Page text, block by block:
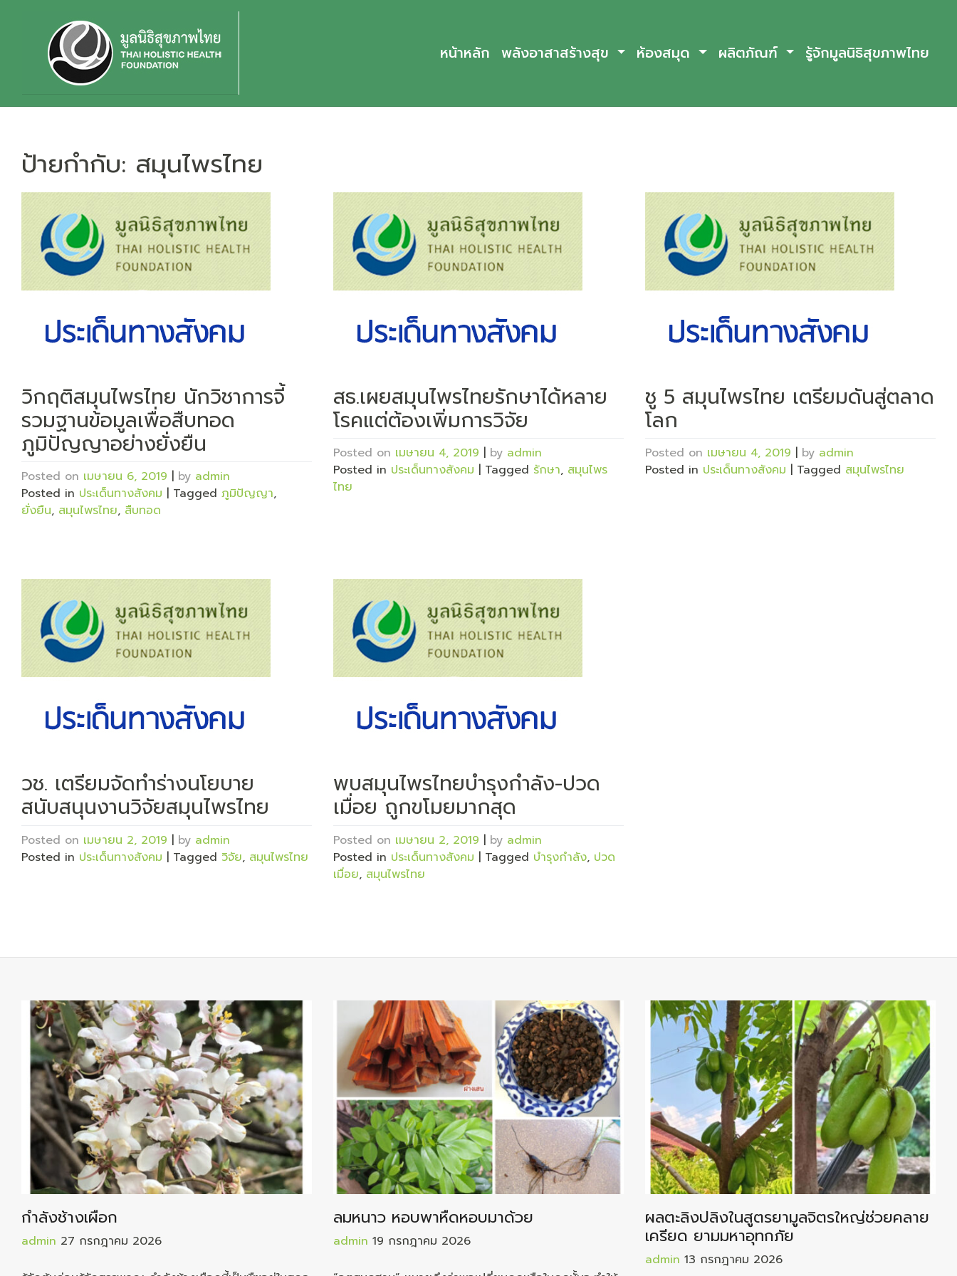
หน้าหลัก พลังอาสาสร้างสุข ห้องสมุด ผลิตภัณฑ์ รู้จักมูลนิธิสุขภาพไทย
ป้ายกำกับ: สมุนไพรไทย
วิกฤติสมุนไพรไทย นักวิชาการจี้
รวมฐานข้อมูลเพื่อสืบทอด
ภูมิปัญญาอย่างยั่งยืน
Posted on เมษายน 6, 2019 by admin
Posted in ประเด็นทางสังคม Tagged ภูมิปัญญา,
ยั่งยืน, สมุนไพรไทย, สืบทอด
สธ.เผยสมุนไพรไทยรักษาได้หลาย
โรคแต่ต้องเพิ่มการวิจัย
Posted on เมษายน 4, 2019 by admin
Posted in ประเด็นทางสังคม Tagged รักษา, สมุนไพร
ไทย
ชู 5 สมุนไพรไทย เตรียมดันสู่ตลาด
โลก
Posted on เมษายน 4, 2019 by admin
Posted in ประเด็นทางสังคม Tagged สมุนไพรไทย
วช. เตรียมจัดทำร่างนโยบาย
สนับสนุนงานวิจัยสมุนไพรไทย
Posted on เมษายน 2, 2019 | by admin
Posted in ประเด็นทางสังคม | Tagged วิจัย, สมุนไพรไทย
พบสมุนไพรไทยบำรุงกำลัง-ปวด
เมื่อย ถูกขโมยมากสุด
Posted on เมษายน 2, 2019 | by admin
Posted in ประเด็นทางสังคม | Tagged บำรุงกำลัง, ปวด
เมื่อย, สมุนไพรไทย
กำลังช้างเผือก
admin 27 กรกฎาคม 2026
ลมหนาว หอบพาหืดหอบมาด้วย
admin 19 กรกฎาคม 2026
ผลตะลิงปลิงในสูตรยามูลจิตรใหญ่ช่วยคลาย
เครียด ยามมหาอุทกภัย
admin 13 กรกฎาคม 2026